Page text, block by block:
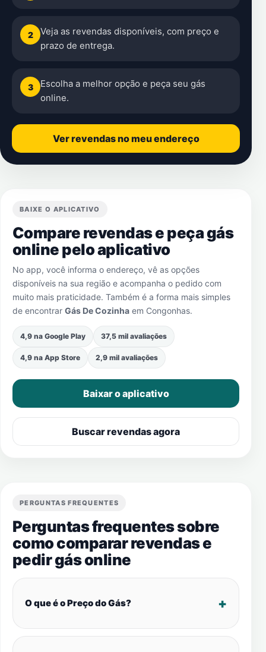
2
Veja as revendas disponíveis, com preço e
prazo de entrega.
3
Escolha a melhor opção e peça seu gás
online.
Ver revendas no meu endereço
BAIXE O APLICATIVO
Compare revendas e peça gás
online pelo aplicativo
No app, você informa o endereço, vê as opções
disponíveis na sua região e acompanha o pedido com
muito mais praticidade. Também é a forma mais simples
de encontrar Gás De Cozinha em Congonhas.
4,9 na Google Play 37,5 mil avaliações
4,9 na App Store 2,9 mil avaliações
Baixar o aplicativo
Buscar revendas agora
PERGUNTAS FREQUENTES
Perguntas frequentes sobre
como comparar revendas e
pedir gás online
O que é o Preço do Gás?